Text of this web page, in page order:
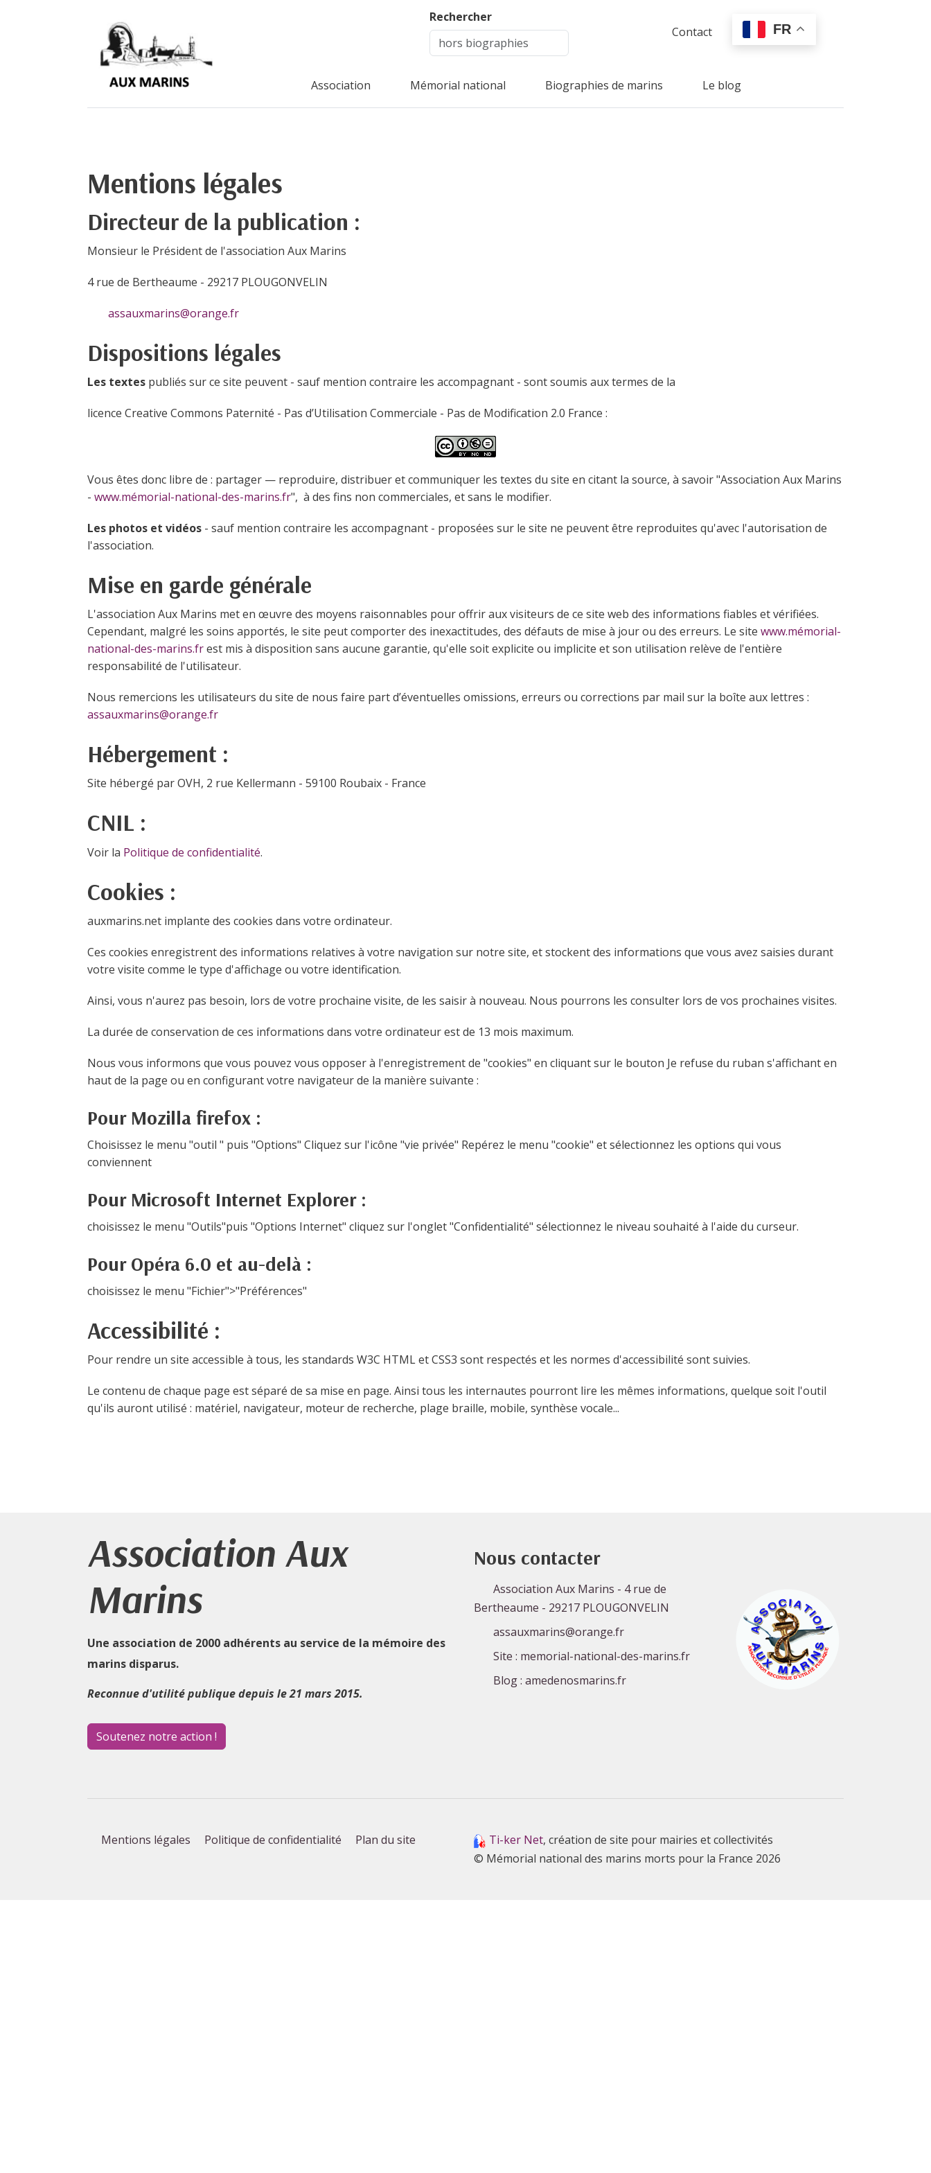
Rechercher
Contact
FR
Association Mémorial national Biographies de marins Le blog
Mentions légales
Directeur de la publication :
Monsieur le Président de l'association Aux Marins
4 rue de Bertheaume - 29217 PLOUGONVELIN
assauxmarins@orange.fr
Dispositions légales
Les textes publiés sur ce site peuvent - sauf mention contraire les accompagnant - sont soumis aux termes de la
licence Creative Commons Paternité - Pas d’Utilisation Commerciale - Pas de Modification 2.0 France :
Vous êtes donc libre de : partager — reproduire, distribuer et communiquer les textes du site en citant la source, à savoir "Association Aux Marins
- www.mémorial-national-des-marins.fr", à des fins non commerciales, et sans le modifier.
Les photos et vidéos - sauf mention contraire les accompagnant - proposées sur le site ne peuvent être reproduites qu'avec l'autorisation de
l'association.
Mise en garde générale
L'association Aux Marins met en œuvre des moyens raisonnables pour offrir aux visiteurs de ce site web des informations fiables et vérifiées.
Cependant, malgré les soins apportés, le site peut comporter des inexactitudes, des défauts de mise à jour ou des erreurs. Le site www.mémorial-
national-des-marins.frest mis à disposition sans aucune garantie, qu'elle soit explicite ou implicite et son utilisation relève de l'entière
responsabilité de l'utilisateur.
Nous remercions les utilisateurs du site de nous faire part d’éventuelles omissions, erreurs ou corrections par mail sur la boîte aux lettres :
assauxmarins@orange.fr
Hébergement :
Site hébergé par OVH, 2 rue Kellermann - 59100 Roubaix - France
CNIL :
Voir la Politique de confidentialité.
Cookies :
auxmarins.net implante des cookies dans votre ordinateur.
Ces cookies enregistrent des informations relatives à votre navigation sur notre site, et stockent des informations que vous avez saisies durant
votre visite comme le type d'affichage ou votre identification.
Ainsi, vous n'aurez pas besoin, lors de votre prochaine visite, de les saisir à nouveau. Nous pourrons les consulter lors de vos prochaines visites.
La durée de conservation de ces informations dans votre ordinateur est de 13 mois maximum.
Nous vous informons que vous pouvez vous opposer à l'enregistrement de "cookies" en cliquant sur le bouton Je refuse du ruban s'affichant en
haut de la page ou en configurant votre navigateur de la manière suivante :
Pour Mozilla firefox :
Choisissez le menu "outil " puis "Options" Cliquez sur l'icône "vie privée" Repérez le menu "cookie" et sélectionnez les options qui vous
conviennent
Pour Microsoft Internet Explorer :
choisissez le menu "Outils"puis "Options Internet" cliquez sur l'onglet "Confidentialité" sélectionnez le niveau souhaité à l'aide du curseur.
Pour Opéra 6.0 et au-delà :
choisissez le menu "Fichier">"Préférences"
Accessibilité :
Pour rendre un site accessible à tous, les standards W3C HTML et CSS3 sont respectés et les normes d'accessibilité sont suivies.
Le contenu de chaque page est séparé de sa mise en page. Ainsi tous les internautes pourront lire les mêmes informations, quelque soit l'outil
qu'ils auront utilisé : matériel, navigateur, moteur de recherche, plage braille, mobile, synthèse vocale...
Association Aux
Marins
Une association de 2000 adhérents au service de la mémoire des
marins disparus.
Reconnue d'utilité publique depuis le 21 mars 2015.
Soutenez notre action !
Nous contacter
Association Aux Marins - 4 rue de
Bertheaume - 29217 PLOUGONVELIN
assauxmarins@orange.fr
Site : memorial-national-des-marins.fr
Blog : amedenosmarins.fr
Mentions légales Politique de confidentialité Plan du site Ti-ker Net, création de site pour mairies et collectivités
© Mémorial national des marins morts pour la France 2026